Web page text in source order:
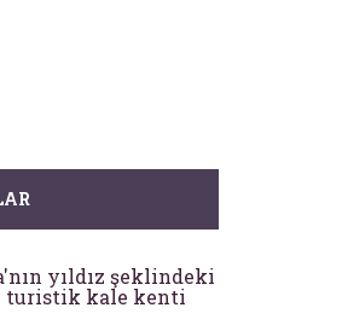
yıldız şeklindeki
turistik kale kenti